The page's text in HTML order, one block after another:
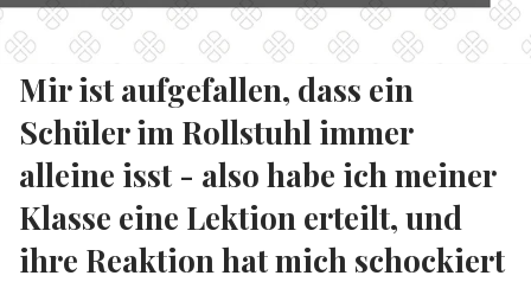
Mir ist aufgefallen, dass ein
Schüler im Rollstuhl immer
alleine isst - also habe ich meiner
Klasse eine Lektion erteilt, und
ihre Reaktion hat mich schockiert